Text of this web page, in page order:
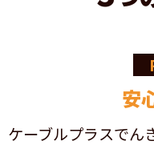
安
ケーブルプラスでん